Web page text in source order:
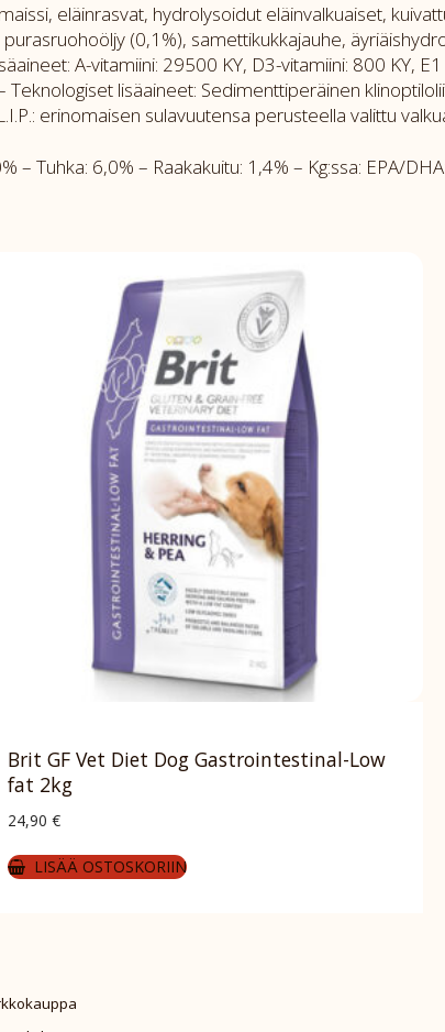
eläinrasvat, hydrolysoidut eläinvalkuaiset,
(0,1%), samettikukkajauhe,
A-vitamiini: 29500 KY, D3-vitamiini: 800 KY,
Teknologiset lisäaineet: Sedimenttiperäinen
erinomaisen sulavuutensa perusteella valittu
– Tuhka: 6,0% – Raakakuitu: 1,4% – Kg:ssa: EPA/
Brit GF Vet Diet Dog Gastrointestinal-Low
fat 2kg
24,90 €
LISÄÄ OSTOSKORIIN